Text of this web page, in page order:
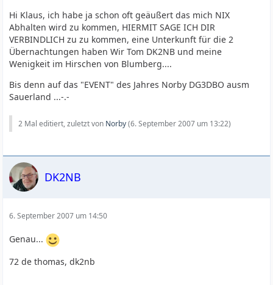
Hi Klaus, ich habe ja schon oft geäußert das mich NIX
Abhalten wird zu kommen, HIERMIT SAGE ICH DIR
VERBINDLICH zu zu kommen, eine Unterkunft für die 2
Übernachtungen haben Wir Tom DK2NB und meine
Wenigkeit im Hirschen von Blumberg....
Bis denn auf das "EVENT" des Jahres Norby DG3DBO ausm
Sauerland ...-.-
2 Mal editiert, zuletzt von Norby(6. September 2007 um 13:22)
DK2NB
6. September 2007 um 14:50
Genau...
72 de thomas, dk2nb